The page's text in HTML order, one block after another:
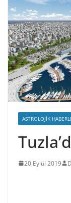
ASTROLOJIK
20 Eylül 2019